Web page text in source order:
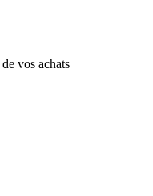
de vos achats